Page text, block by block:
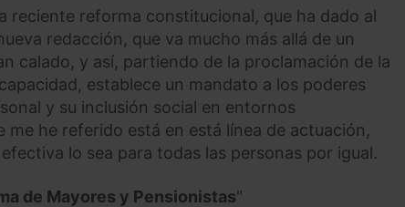
reciente reforma constitucional, que ha dado al
redacción, que va mucho más allá de un
calado, y así, partiendo de la proclamación de la
establece un mandato a los poderes
y su inclusión social en entornos
me he referido está en está línea de actuación,
lo sea para todas las personas por igual.
de Mayores y Pensionistas"